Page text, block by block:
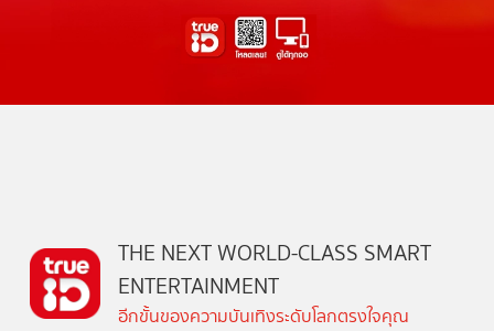
THE NEXT WORLD-CLASS SMART
ENTERTAINMENT
อีกขั้นของความบันเทิงระดับโลกตรงใจคุณ